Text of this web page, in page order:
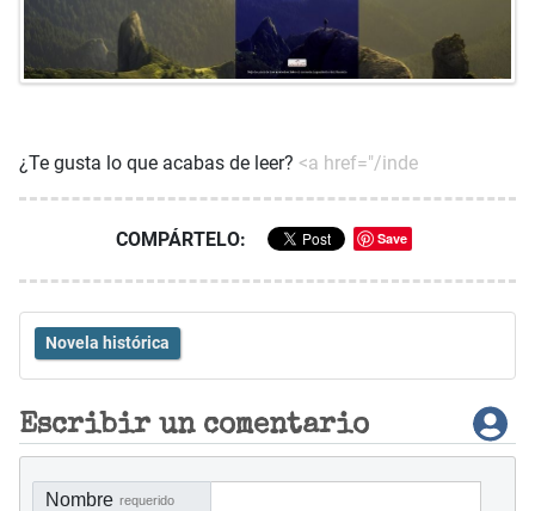
¿Te gusta lo que acabas de leer? <a href="/inde
COMPÁRTELO: Save
Novela histórica
Escribir un comentario
Nombre requerido